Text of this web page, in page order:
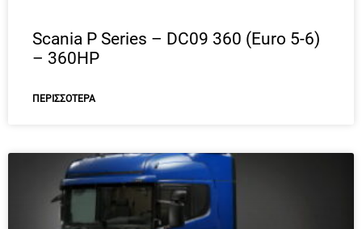
Scania P Series – DC09 360 (Euro 5-6)
– 360HP
ΠΕΡΙΣΣΌΤΕΡΑ